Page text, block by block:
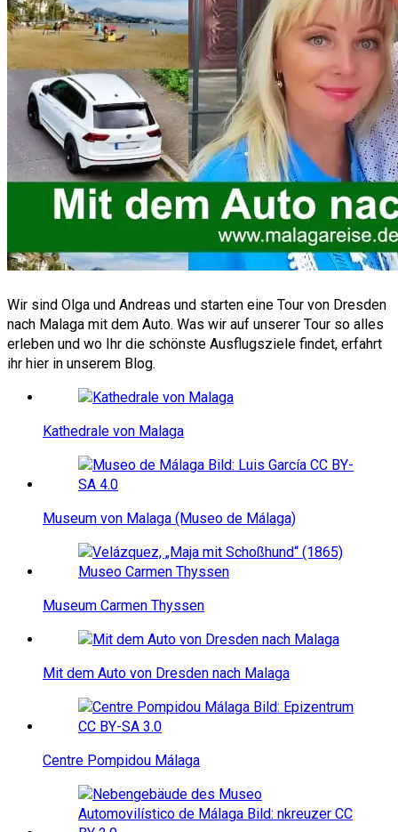
Wir sind Olga und Andreas und starten eine Tour von Dresden
nach Malaga mit dem Auto. Was wir auf unserer Tour so alles
erleben und wo Ihr die schönste Ausflugsziele findet, erfahrt
ihr hier in unserem Blog.
Kathedrale von Malaga
Museum von Malaga (Museo de Málaga)
Museum Carmen Thyssen
Mit dem Auto von Dresden nach Malaga
Centre Pompidou Málaga